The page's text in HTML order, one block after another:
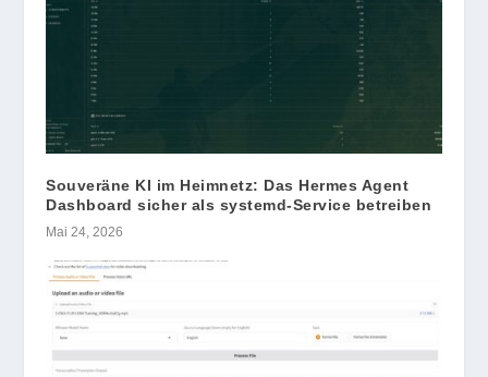
Souveräne KI im Heimnetz: Das Hermes Agent
Dashboard sicher als systemd-Service betreiben
Mai 24, 2026